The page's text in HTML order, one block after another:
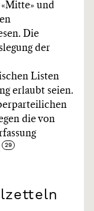
und
Die
der
Listen
erlaubt seien.
die von